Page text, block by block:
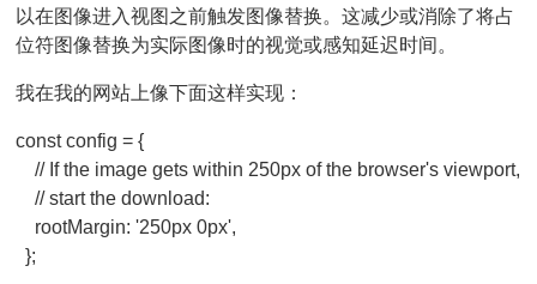
以在图像进入视图之前触发图像替换。这减少或消除了将占
位符图像替换为实际图像时的视觉或感知延迟时间。
我在我的网站上像下面这样实现：
const config = {
    // If the image gets within 250px of the browser's viewport,
    // start the download:
    rootMargin: '250px 0px',
  };